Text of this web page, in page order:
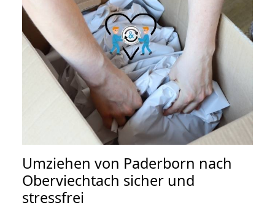
Umziehen von Paderborn nach
Oberviechtach sicher und
stressfrei